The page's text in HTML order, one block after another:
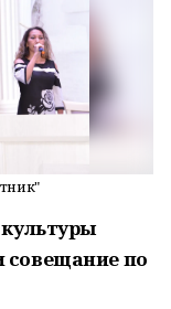
совещание по